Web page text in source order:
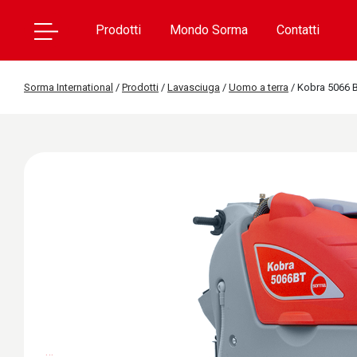
Prodotti Mondo Sorma Contatti
Sorma International / Prodotti / Lavasciuga / Uomo a terra / Kobra 5066
…